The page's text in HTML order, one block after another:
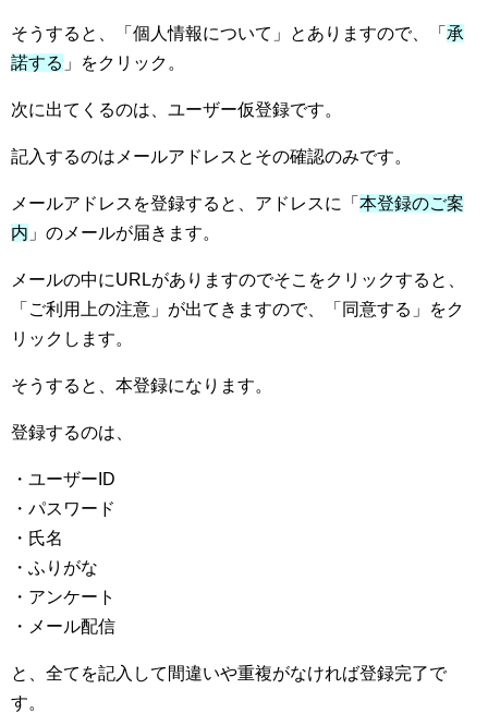
そうすると、「個人情報について」とありますので、「 承
諾する 」をクリック。
次に出てくるのは、ユーザー仮登録です。
記入するのはメールアドレスとその確認のみです。
メールアドレスを登録すると、アドレスに「 本登録のご案
内 」のメールが届きます。
メールの中にURLがありますのでそこをクリックすると、
「ご利用上の注意」が出てきますので、「同意する」をク
リックします。
そうすると、本登録になります。
登録するのは、
・ユーザーID
・パスワード
・氏名
・ふりがな
・アンケート
・メール配信
と、全てを記入して間違いや重複がなければ登録完了で
す。